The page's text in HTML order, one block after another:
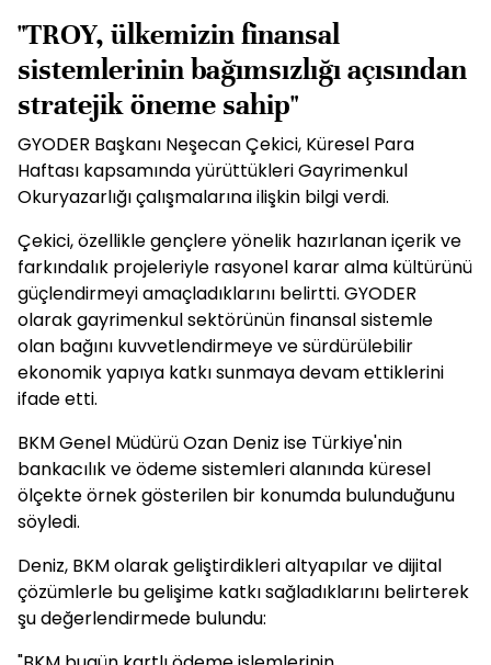
"TROY, ülkemizin finansal
sistemlerinin bağımsızlığı açısından
stratejik öneme sahip"
GYODER Başkanı Neşecan Çekici, Küresel Para
Haftası kapsamında yürüttükleri Gayrimenkul
Okuryazarlığı çalışmalarına ilişkin bilgi verdi.
Çekici, özellikle gençlere yönelik hazırlanan içerik ve
farkındalık projeleriyle rasyonel karar alma kültürünü
güçlendirmeyi amaçladıklarını belirtti. GYODER
olarak gayrimenkul sektörünün finansal sistemle
olan bağını kuvvetlendirmeye ve sürdürülebilir
ekonomik yapıya katkı sunmaya devam ettiklerini
ifade etti.
BKM Genel Müdürü Ozan Deniz ise Türkiye'nin
bankacılık ve ödeme sistemleri alanında küresel
ölçekte örnek gösterilen bir konumda bulunduğunu
söyledi.
Deniz, BKM olarak geliştirdikleri altyapılar ve dijital
çözümlerle bu gelişime katkı sağladıklarını belirterek
şu değerlendirmede bulundu: